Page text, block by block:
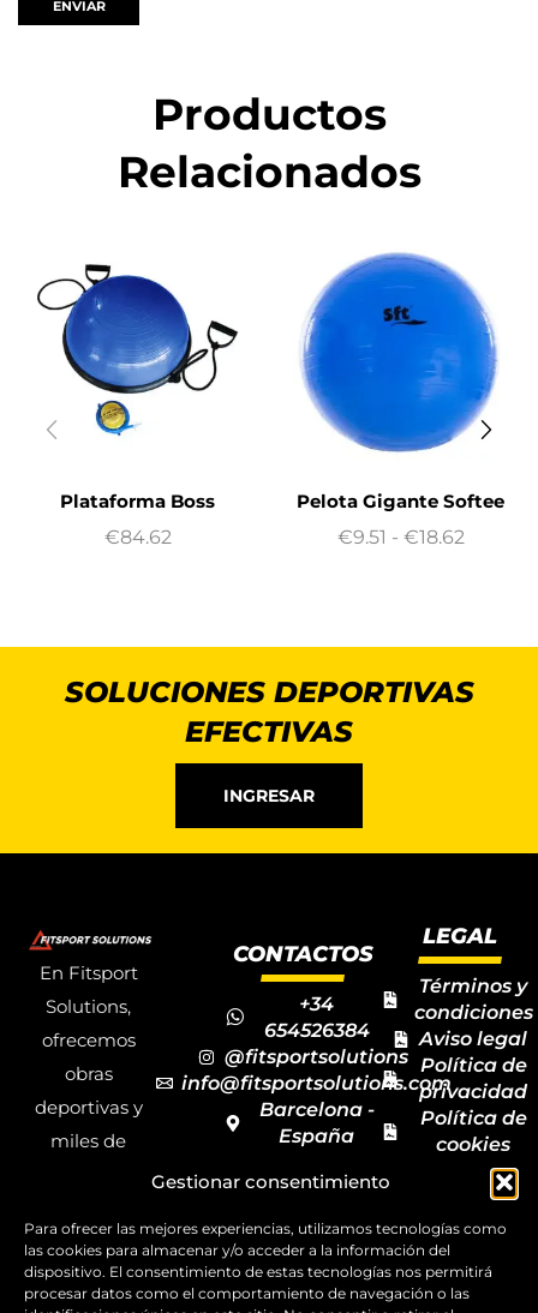
Gestionar consentimiento
Para ofrecer las mejores experiencias, utilizamos tecnologías como
las cookies para almacenar y/o acceder a la información del
dispositivo. El consentimiento de estas tecnologías nos permitirá
procesar datos como el comportamiento de navegación o las
Productos
Relacionados
Plataforma Boss
€84.62
Pelota Gigante Softee
€9.51 - €18.62
SOLUCIONES DEPORTIVAS
EFECTIVAS
INGRESAR
En Fitsport
Solutions,
ofrecemos
obras
deportivas y
miles de
deportivos
para todas las
disciplinas,
CONTACTOS
+34
654526384
@fitsportsolutions
info@fitsportsolutions.com
Barcelona -
España
de contacto
LEGAL
Términos y
condiciones
Aviso legal
Política de
privacidad
Política de
cookies
Mapa del
sitio